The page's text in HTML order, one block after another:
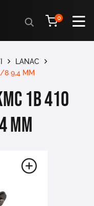
Products
search
0
LANAC
8 9,4 MM
1B 410
MM